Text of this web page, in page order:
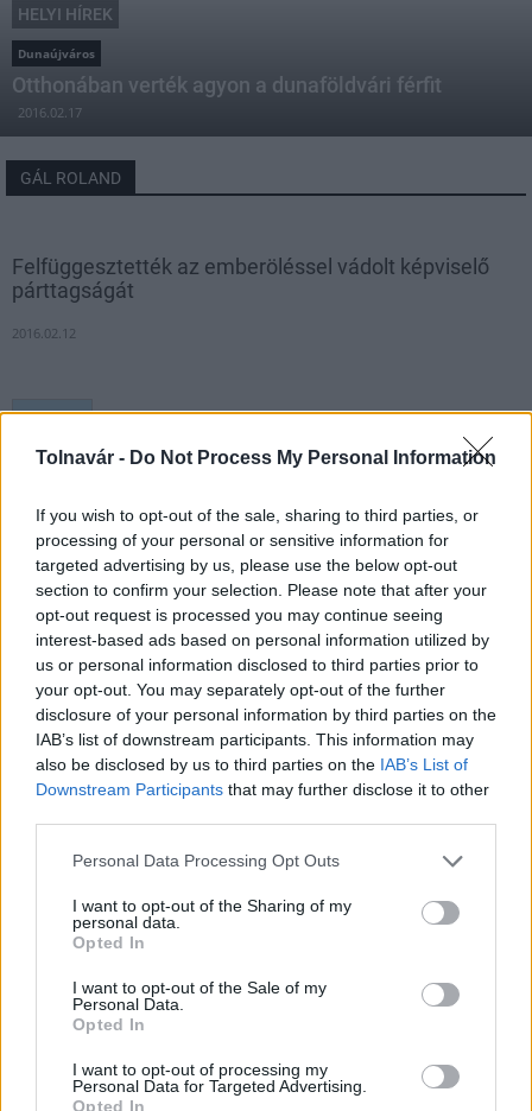
Tolnavár - Do Not Process My Personal Information
If you wish to opt-out of the sale, sharing to third parties, or
processing of your personal or sensitive information for
targeted advertising by us, please use the below opt-out
section to confirm your selection. Please note that after your
opt-out request is processed you may continue seeing
interest-based ads based on personal information utilized by
us or personal information disclosed to third parties prior to
your opt-out. You may separately opt-out of the further
disclosure of your personal information by third parties on the
IAB’s list of downstream participants. This information may
also be disclosed by us to third parties on the IAB’s List of
Downstream Participants that may further disclose it to other
Please note that this website/app uses one or more Google
not limited to your visit or usage behaviour. You may click to
grant or deny consent to Google and its third-party tags to
use your data for below specified purposes in below Google
consent section.
Personal Data Processing Opt Outs
I want to opt-out of the Sharing of my
personal data.
Opted In
I want to opt-out of the Sale of my
Personal Data.
Opted In
I want to opt-out of processing my
Personal Data for Targeted Advertising.
Opted In
HELYI HÍREK
Dunaújváros
Otthonában verték agyon a dunaföldvári férfit
2016.02.17
GÁL ROLAND
Felfüggesztették az emberöléssel vádolt képviselő
párttagságát
2016.02.12
HÍRLEVÉL
Név
E-mail cím
Feliratkozom a hírlevélre és elfogadom azadatvédelmi
szabályzatot!
LEGFRISSEBB
MEGÉRKEZETT AZ ESŐ A DUNA
VÍZGYŰJTŐJÉRE
Országos hírek